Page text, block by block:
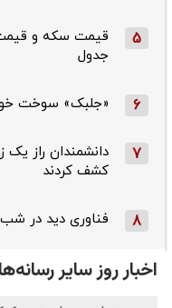
5
جدول
6 «جلبک» سوخت
7
دانشمندان راز یک
کشف کردند
8 فناوری دید در